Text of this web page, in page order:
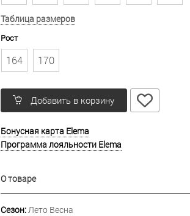
Таблица размеров
Рост
164 170
Добавить в корзину
Бонусная карта Elema
Программа лояльности Elema
О товаре
Сезон:Лето Весна